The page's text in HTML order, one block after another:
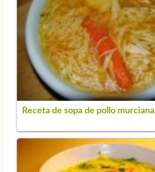
Receta de sopa de pollo murciana